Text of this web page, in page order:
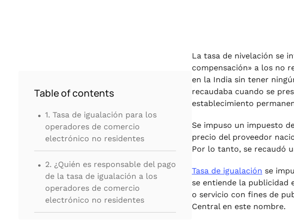
Table of contents
. 1. Tasa de igualación para los
operadores de comercio
electrónico no residentes
. 2. ¿Quién es responsable del pago
de la tasa de igualación a los
operadores de comercio
electrónico no residentes
La tasa de nivelación se
compensación» a los no
en la India sin tener
recaudaba cuando se
establecimiento
Se impuso un impuesto
precio del proveedor
Por lo tanto, se recaudó
Tasa de igualación se
se entiende la publicidad
o servicio con fines de
Central en este nombre.